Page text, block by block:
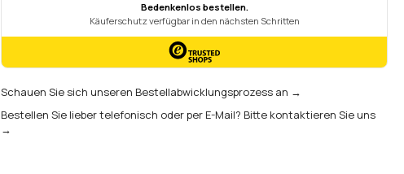
Schauen Sie sich unseren Bestellabwicklungsprozess an →
Bestellen Sie lieber telefonisch oder per E-Mail? Bitte kontaktieren Sie uns
→